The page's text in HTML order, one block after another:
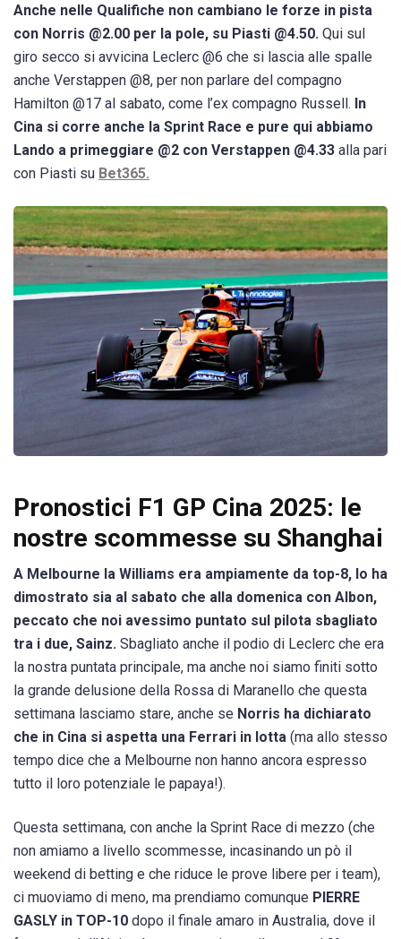
Anche nelle Qualifiche non cambiano le forze in pista
con Norris @2.00 per la pole, su Piasti @4.50. Qui sul
giro secco si avvicina Leclerc @6 che si lascia alle spalle
anche Verstappen @8, per non parlare del compagno
Hamilton @17 al sabato, come l’ex compagno Russell. In
Cina si corre anche la Sprint Race e pure qui abbiamo
Lando a primeggiare @2 con Verstappen @4.33 alla pari
con Piasti su Bet365.
Pronostici F1 GP Cina 2025: le
nostre scommesse su Shanghai
A Melbourne la Williams era ampiamente da top-8, lo ha
dimostrato sia al sabato che alla domenica con Albon,
peccato che noi avessimo puntato sul pilota sbagliato
tra i due, Sainz. Sbagliato anche il podio di Leclerc che era
la nostra puntata principale, ma anche noi siamo finiti sotto
la grande delusione della Rossa di Maranello che questa
settimana lasciamo stare, anche se Norris ha dichiarato
che in Cina si aspetta una Ferrari in lotta (ma allo stesso
tempo dice che a Melbourne non hanno ancora espresso
tutto il loro potenziale le papaya!).
Questa settimana, con anche la Sprint Race di mezzo (che
non amiamo a livello scommesse, incasinando un pò il
weekend di betting e che riduce le prove libere per i team),
ci muoviamo di meno, ma prendiamo comunque PIERRE
GASLY in TOP-10 dopo il finale amaro in Australia, dove il